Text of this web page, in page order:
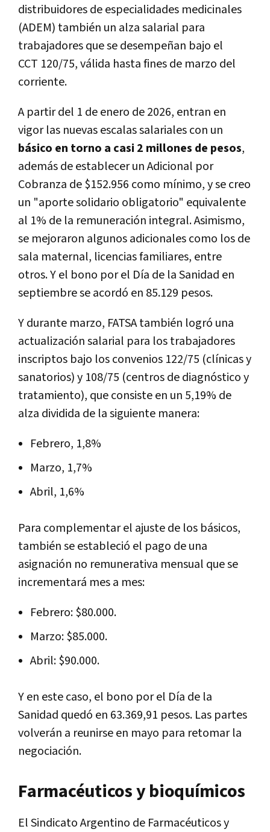
distribuidores de especialidades medicinales
(ADEM) también un alza salarial para
trabajadores que se desempeñan bajo el
CCT 120/75, válida hasta fines de marzo del
corriente.
A partir del 1 de enero de 2026, entran en
vigor las nuevas escalas salariales con un
básico en torno a casi 2 millones de pesos,
además de establecer un Adicional por
Cobranza de $152.956 como mínimo, y se creo
un "aporte solidario obligatorio" equivalente
al 1% de la remuneración integral. Asimismo,
se mejoraron algunos adicionales como los de
sala maternal, licencias familiares, entre
otros. Y el bono por el Día de la Sanidad en
septiembre se acordó en 85.129 pesos.
Y durante marzo, FATSA también logró una
actualización salarial para los trabajadores
inscriptos bajo los convenios 122/75 (clínicas y
sanatorios) y 108/75 (centros de diagnóstico y
tratamiento), que consiste en un 5,19% de
alza dividida de la siguiente manera:
Febrero, 1,8%
Marzo, 1,7%
Abril, 1,6%
Para complementar el ajuste de los básicos,
también se estableció el pago de una
asignación no remunerativa mensual que se
incrementará mes a mes:
Febrero: $80.000.
Marzo: $85.000.
Abril: $90.000.
Y en este caso, el bono por el Día de la
Sanidad quedó en 63.369,91 pesos. Las partes
volverán a reunirse en mayo para retomar la
negociación.
Farmacéuticos y bioquímicos
El Sindicato Argentino de Farmacéuticos y